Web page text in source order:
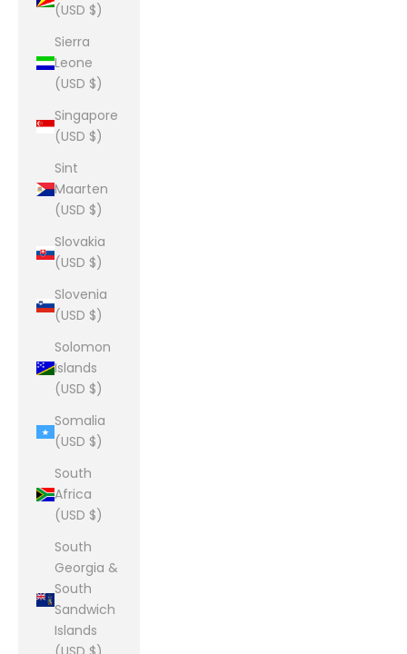
(USD $)
Sierra
Leone
(USD $)
Singapore
(USD $)
Sint
Maarten
(USD $)
Slovakia
(USD $)
Slovenia
(USD $)
Solomon
Islands
(USD $)
Somalia
(USD $)
South
Africa
(USD $)
South
Georgia &
South
Sandwich
Islands